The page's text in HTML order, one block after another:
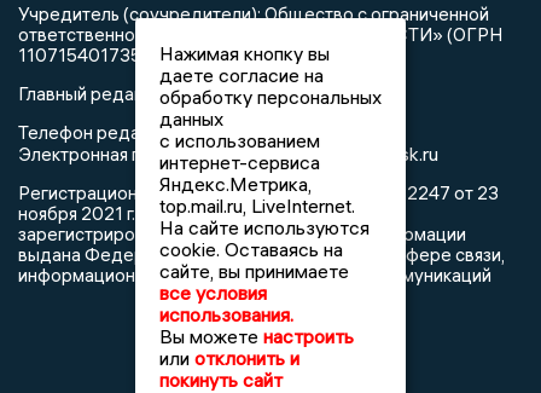
Учредитель (соучредители): Общество с ограниченной
ответственностью «РЕГИОНАЛЬНЫЕ НОВОСТИ» (ОГРН
1107154017354)
Главный редактор: Герцог Е.Г.
Телефон редакции: +7 903 699 9427
Электронная почта редакции:info@newslipetsk.ru
Регистрационный номер: серия Эл № ФС77-82247 от 23
ноября 2021 г. согласно выписке из реестра
зарегистрированных средств массовой информации
выдана Федеральной службой по надзору в сфере связи,
информационных технологий и массовых коммуникаций
Нажимая кнопку вы
даете согласие на
обработку персональных
данных
с использованием
интернет-сервиса
Яндекс.Метрика,
top.mail.ru, LiveInternet.
На сайте используются
cookie. Оставаясь на
сайте, вы принимаете
все условия
использования.
Вы можете настроить
или отклонить и
покинуть сайт